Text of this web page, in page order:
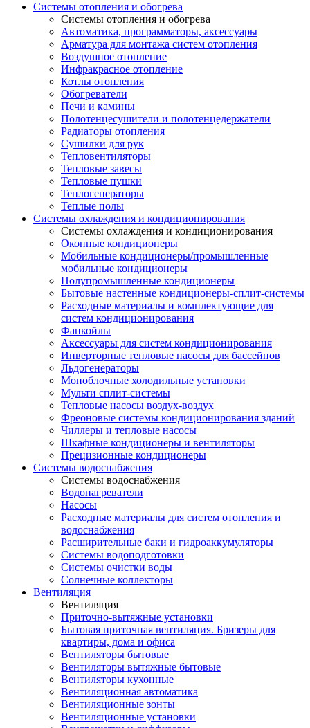
Системы отопления и обогрева
Системы отопления и обогрева
Автоматика, программаторы, аксессуары
Арматура для монтажа систем отопления
Воздушное отопление
Инфракрасное отопление
Котлы отопления
Обогреватели
Печи и камины
Полотенцесушители и полотенцедержатели
Радиаторы отопления
Сушилки для рук
Тепловентиляторы
Тепловые завесы
Тепловые пушки
Теплогенераторы
Теплые полы
Системы охлаждения и кондиционирования
Системы охлаждения и кондиционирования
Оконные кондиционеры
Мобильные кондиционеры/промышленные
мобильные кондиционеры
Полупромышленные кондиционеры
Бытовые настенные кондиционеры-сплит-системы
Расходные материалы и комплектующие для
систем кондиционирования
Фанкойлы
Аксессуары для систем кондиционирования
Инверторные тепловые насосы для бассейнов
Льдогенераторы
Моноблочные холодильные установки
Мульти сплит-системы
Тепловые насосы воздух-воздух
Фреоновые системы кондиционирования зданий
Чиллеры и тепловые насосы
Шкафные кондиционеры и вентиляторы
Прецизионные кондиционеры
Системы водоснабжения
Системы водоснабжения
Водонагреватели
Насосы
Расходные материалы для систем отопления и
водоснабжения
Расширительные баки и гидроаккумуляторы
Системы водоподготовки
Системы очистки воды
Солнечные коллекторы
Вентиляция
Вентиляция
Приточно-вытяжные установки
Бытовая приточная вентиляция. Бризеры для
квартиры, дома и офиса
Вентиляторы бытовые
Вентиляторы вытяжные бытовые
Вентиляторы кухонные
Вентиляционная автоматика
Вентиляционные зонты
Вентиляционные установки